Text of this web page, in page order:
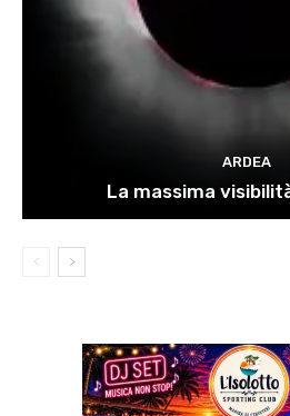
ARDEA
La massima